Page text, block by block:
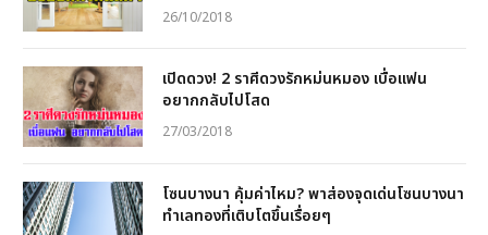
26/10/2018
เปิดดวง! 2 ราศีดวงรักหม่นหมอง เบื่อแฟน
อยากกลับไปโสด
27/03/2018
โซนบางนา คุ้มค่าไหม? พาส่องจุดเด่นโซนบางนา
ทำเลทองที่เติบโตขึ้นเรื่อยๆ